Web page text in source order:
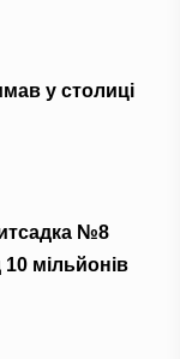
у столиці
№8
мільйонів